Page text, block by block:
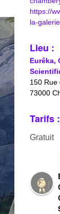
https://
la-
Lieu :
Eurêka,
150 Rue
73000
Tarifs :
Gratuit